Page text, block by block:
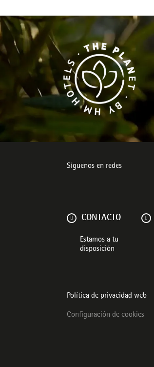
Síguenos en redes
CONTACTO
Estamos a tu
disposición
Política de privacidad web
Configuración de cookies